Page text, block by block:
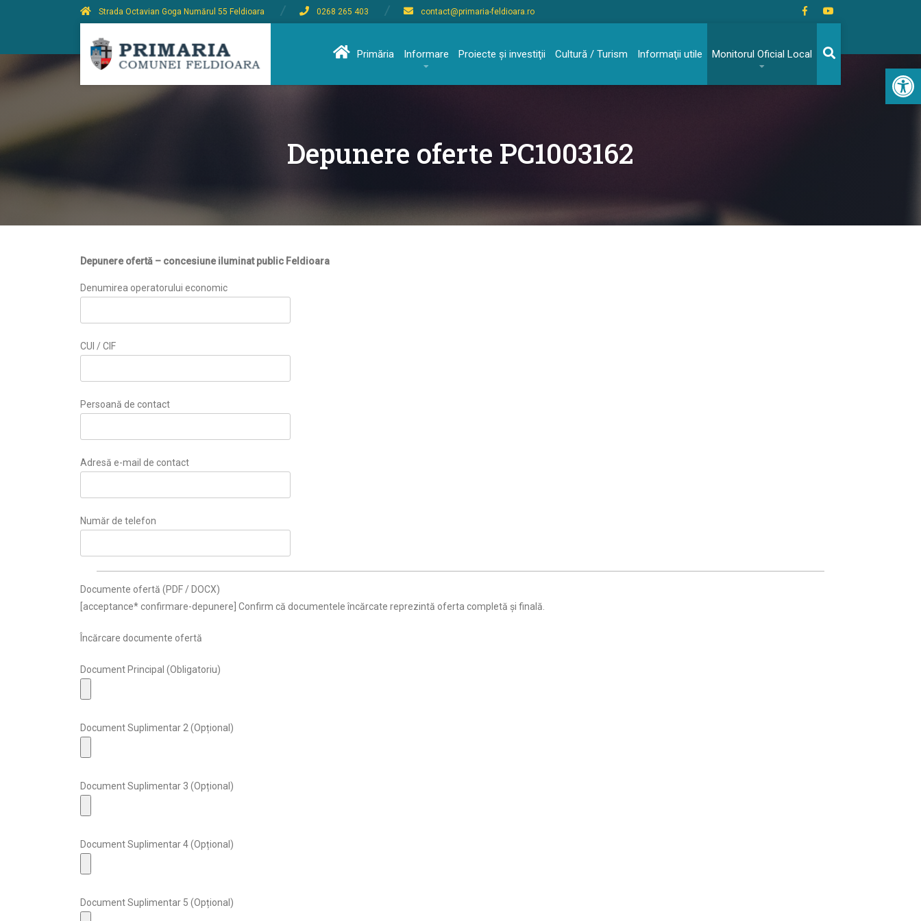
Strada Octavian Goga Numărul 55 Feldioara 0268 265 403 contact@primaria-feldioara.ro
Primăria Informare Proiecte şi investiţii Cultură / Turism Informaţii utile Monitorul Oficial Local
Depunere oferte PC1003162
Depunere ofertă – concesiune iluminat public Feldioara
Denumirea operatorului economic
CUI / CIF
Persoană de contact
Adresă e-mail de contact
Număr de telefon
Documente ofertă (PDF / DOCX)
[acceptance* confirmare-depunere] Confirm că documentele încărcate reprezintă oferta completă și finală.
Încărcare documente ofertă
Document Principal (Obligatoriu)
Document Suplimentar 2 (Opțional)
Document Suplimentar 3 (Opțional)
Document Suplimentar 4 (Opțional)
Document Suplimentar 5 (Opțional)